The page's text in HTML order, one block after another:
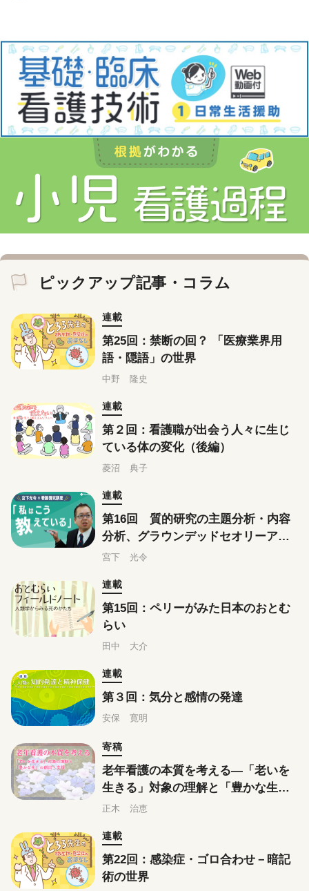
ピックアップ記事・コラム
連載
第25回：禁断の回？ 「医療業界用
語・隠語」の世界
中野 隆史
連載
第２回：看護職が出会う人々に生じ
ている体の変化（後編）
菱沼 典子
連載
第16回 質的研究の主題分析・内容
分析、グラウンデッドセオリーアプ
ローチはこう教えている
宮下 光令
連載
第15回：ペリーがみた日本のおとむ
らい
田中 大介
連載
第３回：気分と感情の発達
安保 寛明
寄稿
老年看護の本質を考える―「老いを
生きる」対象の理解と「豊かな生」
の創出・支援
正木 治恵
連載
第22回：感染症・ゴロ合わせ－暗記
術の世界